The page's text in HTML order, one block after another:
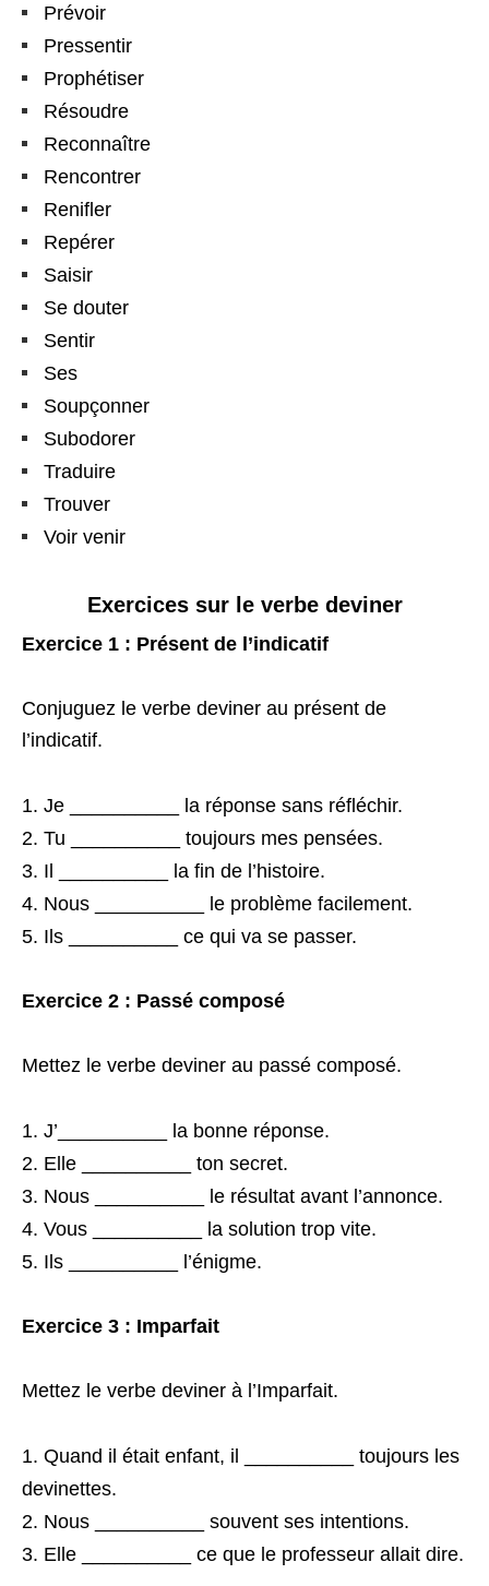
Prévoir
Pressentir
Prophétiser
Résoudre
Reconnaître
Rencontrer
Renifler
Repérer
Saisir
Se douter
Sentir
Ses
Soupçonner
Subodorer
Traduire
Trouver
Voir venir
Exercices sur le verbe deviner
Exercice 1 : Présent de l’indicatif
Conjuguez le verbe deviner au présent de
l’indicatif.
Je __________ la réponse sans réfléchir.
Tu __________ toujours mes pensées.
Il __________ la fin de l’histoire.
Nous __________ le problème facilement.
Ils __________ ce qui va se passer.
Exercice 2 : Passé composé
Mettez le verbe deviner au passé composé.
J’__________ la bonne réponse.
Elle __________ ton secret.
Nous __________ le résultat avant l’annonce.
Vous __________ la solution trop vite.
Ils __________ l’énigme.
Exercice 3 : Imparfait
Mettez le verbe deviner à l’Imparfait.
Quand il était enfant, il __________ toujours les
devinettes.
Nous __________ souvent ses intentions.
Elle __________ ce que le professeur allait dire.